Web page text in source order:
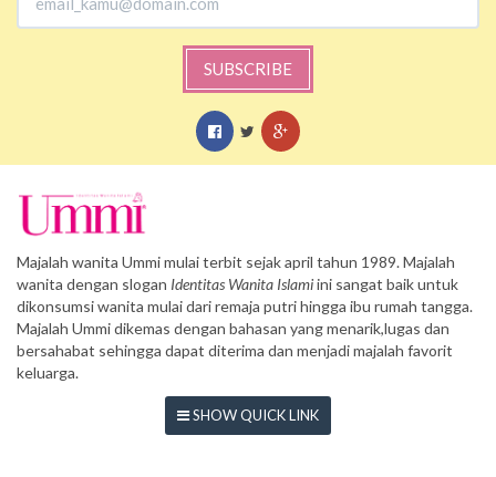
SUBSCRIBE
Majalah wanita Ummi mulai terbit sejak april tahun 1989. Majalah
wanita dengan slogan Identitas Wanita Islamiini sangat baik untuk
dikonsumsi wanita mulai dari remaja putri hingga ibu rumah tangga.
Majalah Ummi dikemas dengan bahasan yang menarik,lugas dan
bersahabat sehingga dapat diterima dan menjadi majalah favorit
keluarga.
SHOW QUICK LINK